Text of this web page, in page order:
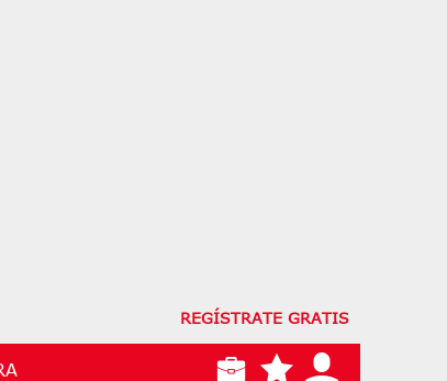
REGÍSTRATE GRATIS